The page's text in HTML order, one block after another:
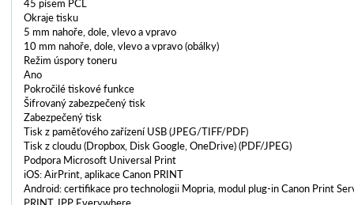
45 písem PCL
Okraje tisku
5 mm nahoře, dole, vlevo a vpravo
10 mm nahoře, dole, vlevo a vpravo (obálky)
Režim úspory toneru
Ano
Pokročilé tiskové funkce
Šifrovaný zabezpečený tisk
Zabezpečený tisk
Tisk z paměťového zařízení USB (JPEG/TIFF/PDF)
Tisk z cloudu (Dropbox, Disk Google, OneDrive) (PDF/JPEG)
Podpora Microsoft Universal Print
iOS: AirPrint, aplikace Canon PRINT
Android: certifikace pro technologii Mopria, modul plug-in Canon Print
PRINT, IPP Everywhere